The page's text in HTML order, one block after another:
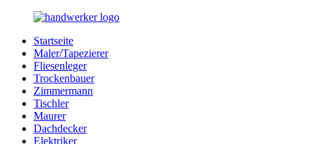
Zurück
Inhalt
Bessere-
Handwerker.de
Handwerker
Ihrer
Nähe
Startseite
Maler/Tapezierer
Fliesenleger
Trockenbauer
Zimmermann
Tischler
Maurer
Dachdecker
Elektriker